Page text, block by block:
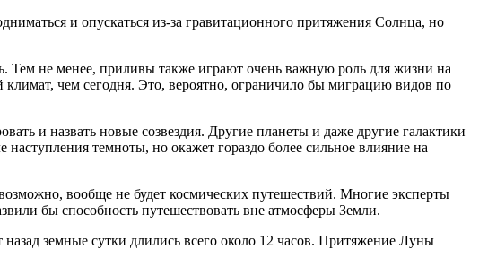
и опускаться из-за гравитационного притяжения Солнца, но
Тем не менее, приливы также играют очень важную роль для жизни на
чем сегодня. Это, вероятно, ограничило бы миграцию видов по
и назвать новые созвездия. Другие планеты и даже другие галактики
темноты, но окажет гораздо более сильное влияние на
вообще не будет космических путешествий. Многие эксперты
бы способность путешествовать вне атмосферы Земли.
земные сутки длились всего около 12 часов. Притяжение Луны